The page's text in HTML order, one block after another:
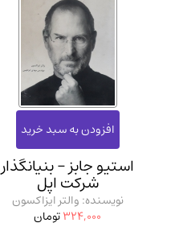
استیو جابز - بنیانگذار
شرکت اپل
نویسنده: والتر ایزاکسون
324,000تومان